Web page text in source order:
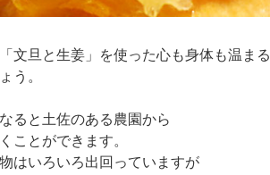
文旦と生姜」を使った心も身体も温まる
う。
ると土佐のある農園から
ことができます。
はいろいろ出回っていますが